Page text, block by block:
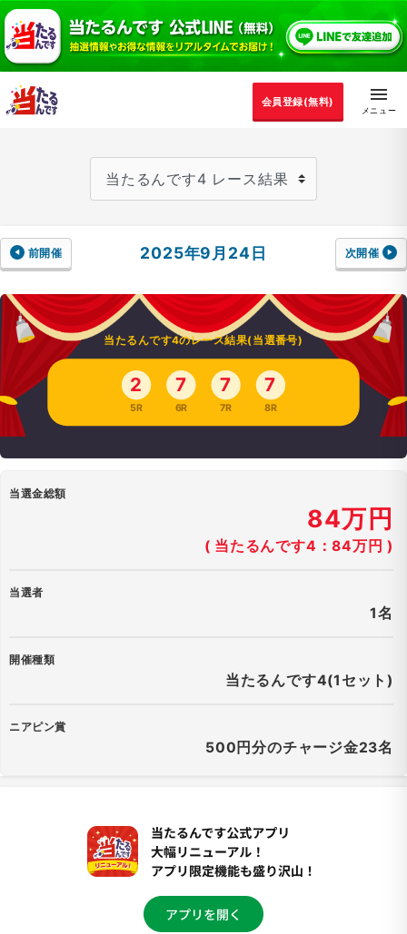
会員登録(無料)
前開催 2025年9月24日 次開催
当たるんです4のレース結果(当選番号)
2
5R
7
6R
7
7R
7
8R
当選金総額
84万円
( 当たるんです4：84万円 )
当選者
1名
開催種類
当たるんです4(1セット)
ニアピン賞
500円分のチャージ金23名